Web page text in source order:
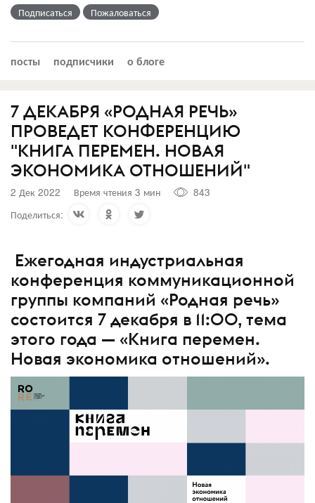
Подписаться Пожаловаться
посты подписчики о блоге
7 ДЕКАБРЯ «РОДНАЯ РЕЧЬ»
ПРОВЕДЕТ КОНФЕРЕНЦИЮ
"КНИГА ПЕРЕМЕН. НОВАЯ
ЭКОНОМИКА ОТНОШЕНИЙ"
2 Дек 2022 Время чтения 3 мин
843
Поделиться:
Ежегодная индустриальная
конференция коммуникационной
группы компаний «Родная речь»
состоится 7 декабря в 11:00, тема
этого года — «Книга перемен.
Новая экономика отношений».